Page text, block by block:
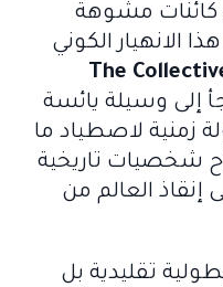
كائنات مشوهة
الانهيار الكوني
The
إلى وسيلة يائسة
زمنية لاصطياد ما
شخصيات تاريخية
إنقاذ العالم من
تقليدية بل